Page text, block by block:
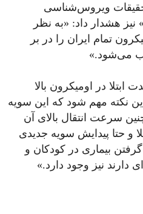
ویروس‌شناسی
هشدار داد: «به‌ نظر
تمام ایران را در بر
می‌شود.»
در اومیکرون بالا
نکته مهم شود که این سویه
سرعت انتقال بالای آن
و حتا پیدایش سویه جدیدی
بیماری در کودکان و
دارند نیز وجود دارد.»